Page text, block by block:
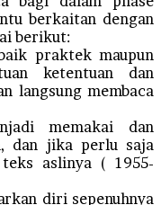
berkaitan dengan
berikut:
praktek maupun
ketentuan dan
langsung membaca
memakai dan
dan jika perlu saja
aslinya ( 1955-
diri sepenuhnya